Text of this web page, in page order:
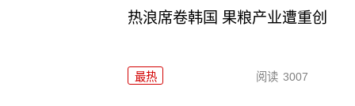
热浪席卷韩国 果粮产业遭重创
最热 阅读 3007